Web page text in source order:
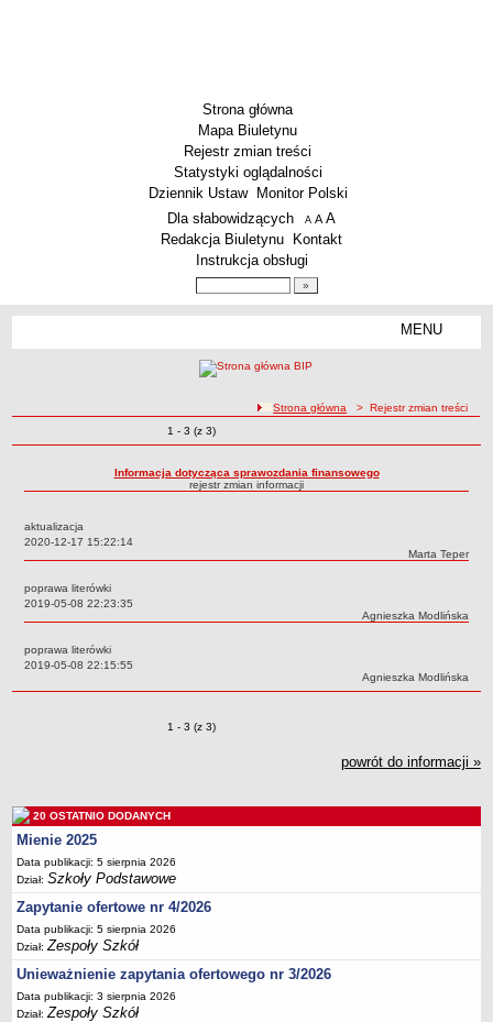
Strona główna
Mapa Biuletynu
Rejestr zmian treści
Statystyki oglądalności
Dziennik Ustaw
Monitor Polski
Menu dodatkowe
Dla słabowidzących A pomniejsz czcionkę
A standardowy rozmiar czcionki
A
Redakcja Biuletynu
Kontakt
Instrukcja obsługi
MENU
Techniczne Zakłady Naukowe
PRZEDSZKOLA
ARCHIWUM SZKÓŁ I PLACÓWEK
Zlikwidowane gimnazja
Przekształcone szkoły i placówki
Wielofunkcyjna Placówka
SPECJALNE OŚRODKI SZKOLNO-WYCHOWAWCZE
Specjalny Ośrodek nr 1
Majątek
Godziny dyżurów
Ogłoszenie
Zarządzenia
Kontrole
Rejestry, ewidencje, archiwa
Sprawozdania
Deklaracja dostępności
ścieżka nawigacji
Strona główna > Rejestr zmian treści
Zmiany o pozycjach
1 - 3 (z 3)
Informacja dotycząca sprawozdania finansowego
rejestr zmian informacji
aktualizacja
Data:
2020-12-17 15:22:14
Autor:
Marta Teper
poprawa literówki
Data:
2019-05-08 22:23:35
Autor:
Agnieszka Modlińska
poprawa literówki
Data:
2019-05-08 22:15:55
Autor:
Agnieszka Modlińska
Zmiany o pozycjach
1 - 3 (z 3)
powrót do informacji »
20 OSTATNIO DODANYCH
Mienie 2025
Data publikacji: 5 sierpnia 2026
Dział:Szkoły Podstawowe
Zapytanie ofertowe nr 4/2026
Data publikacji: 5 sierpnia 2026
Dział:Zespoły Szkół
Unieważnienie zapytania ofertowego nr 3/2026
Data publikacji: 3 sierpnia 2026
Dział:Zespoły Szkół